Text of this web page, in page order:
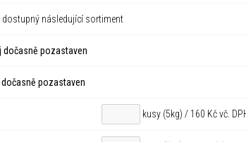
následující sortiment
dočasně pozastaven
dočasně pozastaven
kusy (5kg) / 160 Kč vč.